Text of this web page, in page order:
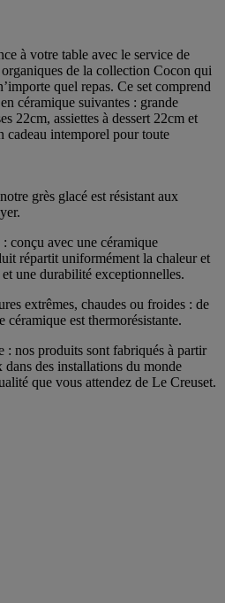
à votre table avec le service de
de la collection Cocon qui
quel repas. Ce set comprend
céramique suivantes : grande
22cm, assiettes à dessert 22cm et
cadeau intemporel pour toute
grès glacé est résistant aux
conçu avec une céramique
répartit uniformément la chaleur et
et une durabilité exceptionnelles.
extrêmes, chaudes ou froides : de
céramique est thermorésistante.
: nos produits sont fabriqués à partir
dans des installations du monde
que vous attendez de Le Creuset.